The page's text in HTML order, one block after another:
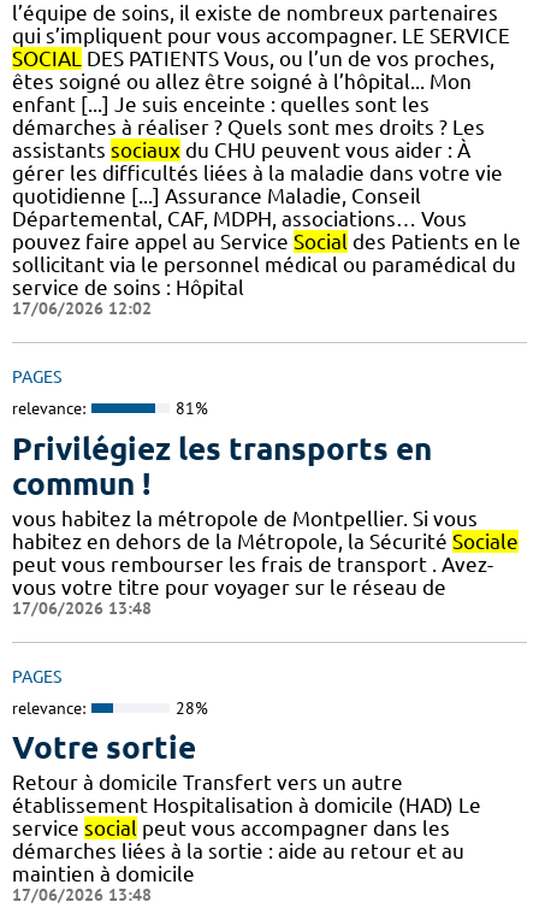
l’équipe de soins, il existe de nombreux partenaires
qui s’impliquent pour vous accompagner. LE SERVICE
SOCIAL DES PATIENTS Vous, ou l’un de vos proches,
êtes soigné ou allez être soigné à l’hôpital... Mon
enfant [...] Je suis enceinte : quelles sont les
démarches à réaliser ? Quels sont mes droits ? Les
assistants sociaux du CHU peuvent vous aider : À
gérer les difficultés liées à la maladie dans votre vie
quotidienne [...] Assurance Maladie, Conseil
Départemental, CAF, MDPH, associations… Vous
pouvez faire appel au Service Social des Patients en le
sollicitant via le personnel médical ou paramédical du
service de soins : Hôpital
17/06/2026 12:02
PAGES
relevance: 81%
Privilégiez les transports en
commun !
vous habitez la métropole de Montpellier. Si vous
habitez en dehors de la Métropole, la Sécurité Sociale
peut vous rembourser les frais de transport . Avez-
vous votre titre pour voyager sur le réseau de
17/06/2026 13:48
PAGES
relevance: 28%
Votre sortie
Retour à domicile Transfert vers un autre
établissement Hospitalisation à domicile (HAD) Le
service social peut vous accompagner dans les
démarches liées à la sortie : aide au retour et au
maintien à domicile
17/06/2026 13:48